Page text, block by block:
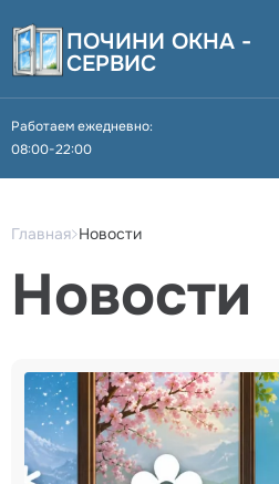
ПОЧИНИ ОКНА -
СЕРВИС
Работаем ежедневно:
08:00-22:00
Главная Новости
Новости